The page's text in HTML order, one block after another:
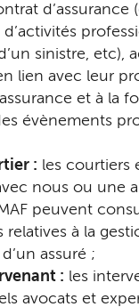
d’assurance
sinistre, etc),
lien avec leur
et à la
évènements
: les courtiers
nous ou une
peuvent
relatives à la
assuré ;
: les
avocats et